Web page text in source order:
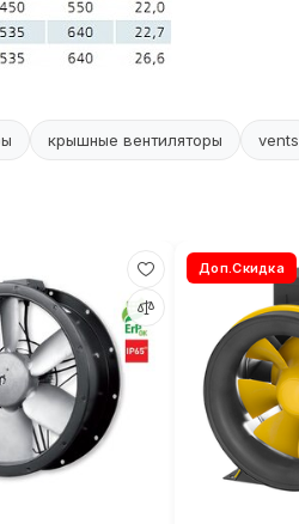
крышные вентиляторы vents
Доп.Скидка